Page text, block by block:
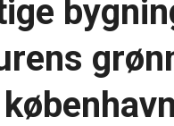
københavn